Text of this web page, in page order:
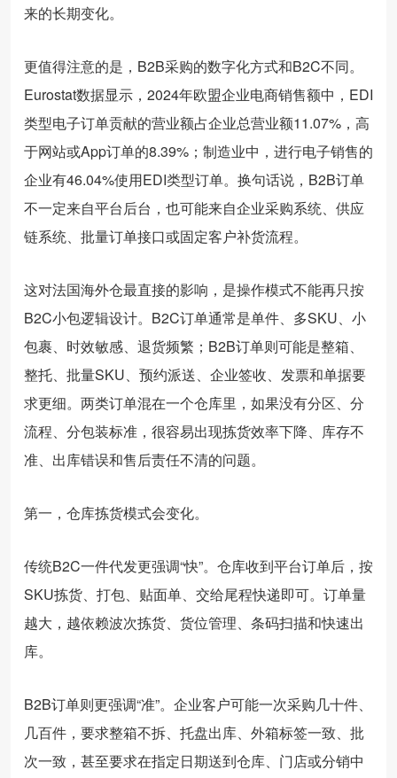
来的长期变化。
更值得注意的是，B2B采购的数字化方式和B2C不同。
Eurostat数据显示，2024年欧盟企业电商销售额中，EDI
类型电子订单贡献的营业额占企业总营业额11.07%，高
于网站或App订单的8.39%；制造业中，进行电子销售的
企业有46.04%使用EDI类型订单。换句话说，B2B订单
不一定来自平台后台，也可能来自企业采购系统、供应
链系统、批量订单接口或固定客户补货流程。
这对法国海外仓最直接的影响，是操作模式不能再只按
B2C小包逻辑设计。B2C订单通常是单件、多SKU、小
包裹、时效敏感、退货频繁；B2B订单则可能是整箱、
整托、批量SKU、预约派送、企业签收、发票和单据要
求更细。两类订单混在一个仓库里，如果没有分区、分
流程、分包装标准，很容易出现拣货效率下降、库存不
准、出库错误和售后责任不清的问题。
第一，仓库拣货模式会变化。
传统B2C一件代发更强调“快”。仓库收到平台订单后，按
SKU拣货、打包、贴面单、交给尾程快递即可。订单量
越大，越依赖波次拣货、货位管理、条码扫描和快速出
库。
B2B订单则更强调“准”。企业客户可能一次采购几十件、
几百件，要求整箱不拆、托盘出库、外箱标签一致、批
次一致，甚至要求在指定日期送到仓库、门店或分销中